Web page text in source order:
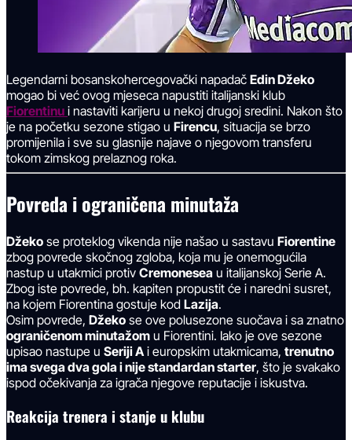
Legendarni bosanskohercegovački napadač Edin Džeko
mogao bi već ovog mjeseca napustiti italijanski klub
Fiorentinu i nastaviti karijeru u nekoj drugoj sredini. Nakon što
je na početku sezone stigao u Firencu, situacija se brzo
promijenila i sve su glasnije najave o njegovom transferu
tokom zimskog prelaznog roka.
Povreda i ograničena minutaža
Džeko se proteklog vikenda nije našao u sastavu Fiorentine
zbog povrede skočnog zgloba, koja mu je onemogućila
nastup u utakmici protiv Cremonesea u italijanskoj Serie A.
Zbog iste povrede, bh. kapiten propustit će i naredni susret,
na kojem Fiorentina gostuje kod Lazija.
Osim povrede, Džeko se ove polusezone suočava i sa znatno
ograničenom minutažom u Fiorentini. Iako je ove sezone
upisao nastupe u Seriji Ai europskim utakmicama, trenutno
ima svega dva gola i nije standardan starter, što je svakako
ispod očekivanja za igrača njegove reputacije i iskustva.
Reakcija trenera i stanje u klubu